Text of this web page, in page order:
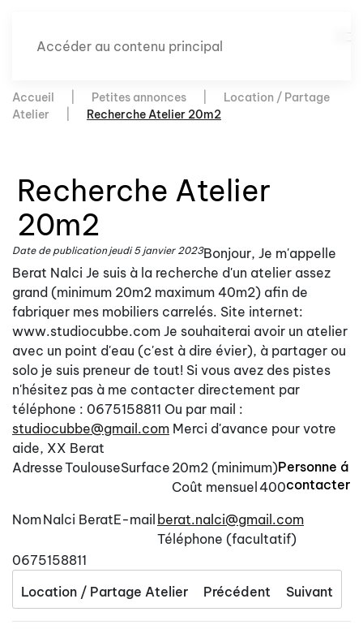
Accéder au contenu principal
Accueil Petites annonces
Location / Partage
Atelier
Recherche Atelier 20m2
Recherche Atelier
20m2
Date de publication jeudi 5 janvier 2023Bonjour, Je m'appelle
Berat Nalci Je suis à la recherche d'un atelier assez
grand (minimum 20m2 maximum 40m2) afin de
fabriquer mes mobiliers carrelés. Site internet:
www.studiocubbe.com Je souhaiterai avoir un atelier
avec un point d'eau (c'est à dire évier), à partager ou
solo je suis preneur de tout! Si vous avez des pistes
n'hésitez pas à me contacter directement par
téléphone : 0675158811 Ou par mail :
studiocubbe@gmail.com Merci d'avance pour votre
aide, XX Berat
AdresseToulouseSurface 20m2 (minimum)
Coût mensuel 400
Personne á
contacter
NomNalci BeratE-mail berat.nalci@gmail.com
Téléphone (facultatif)
0675158811
Location / Partage Atelier
Précédent Suivant